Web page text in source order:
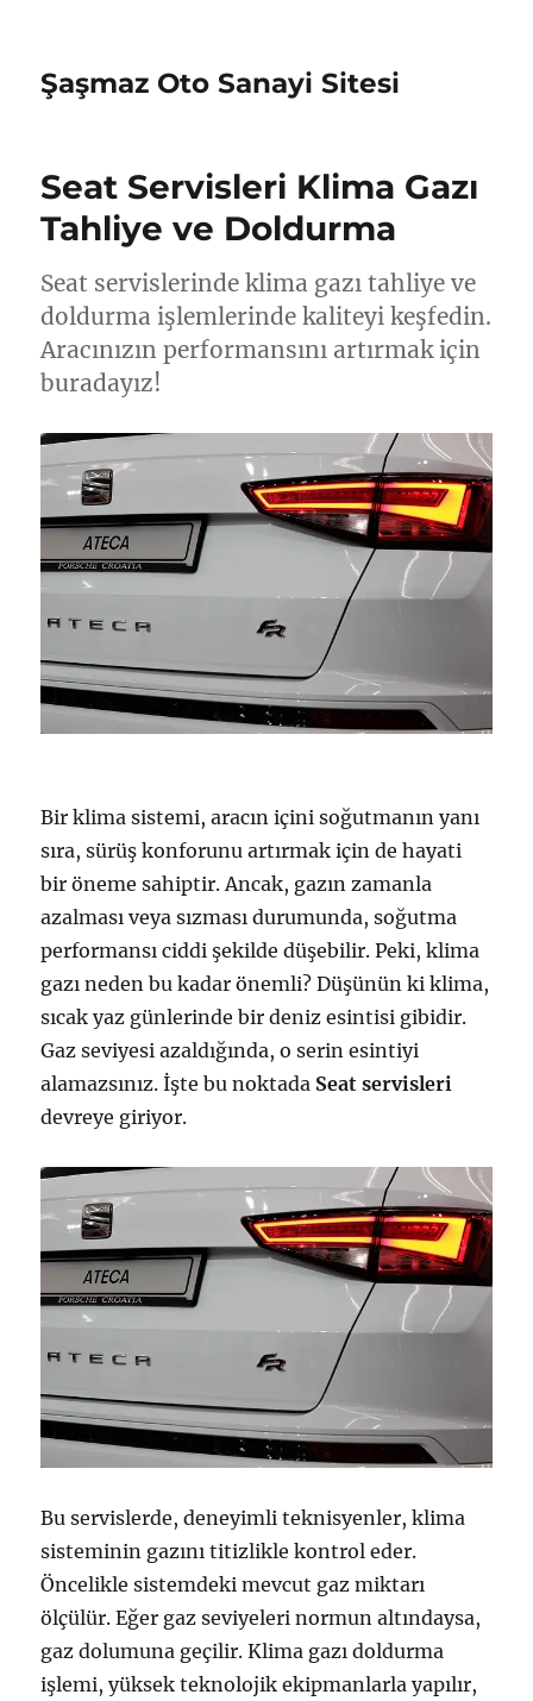
Şaşmaz Oto Sanayi Sitesi
Seat Servisleri Klima Gazı
Tahliye ve Doldurma
Seat servislerinde klima gazı tahliye ve
doldurma işlemlerinde kaliteyi keşfedin.
Aracınızın performansını artırmak için
buradayız!
Bir klima sistemi, aracın içini soğutmanın yanı
sıra, sürüş konforunu artırmak için de hayati
bir öneme sahiptir. Ancak, gazın zamanla
azalması veya sızması durumunda, soğutma
performansı ciddi şekilde düşebilir. Peki, klima
gazı neden bu kadar önemli? Düşünün ki klima,
sıcak yaz günlerinde bir deniz esintisi gibidir.
Gaz seviyesi azaldığında, o serin esintiyi
alamazsınız. İşte bu noktada Seat servisleri
devreye giriyor.
Bu servislerde, deneyimli teknisyenler, klima
sisteminin gazını titizlikle kontrol eder.
Öncelikle sistemdeki mevcut gaz miktarı
ölçülür. Eğer gaz seviyeleri normun altındaysa,
gaz dolumuna geçilir. Klima gazı doldurma
işlemi, yüksek teknolojik ekipmanlarla yapılır,